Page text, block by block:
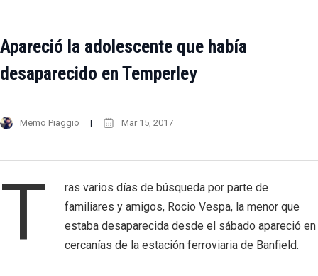
Apareció la adolescente que había
desaparecido en Temperley
Memo Piaggio Mar 15, 2017
T
ras varios días de búsqueda por parte de
familiares y amigos, Rocio Vespa, la menor que
estaba desaparecida desde el sábado apareció en
cercanías de la estación ferroviaria de Banfield.